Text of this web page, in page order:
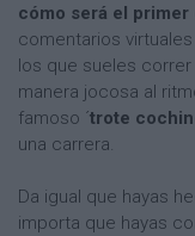
cómo será el
comentarios
los que sueles
manera jocosa al
famoso ´trote
una carrera.
Da igual que hayas
importa que hayas